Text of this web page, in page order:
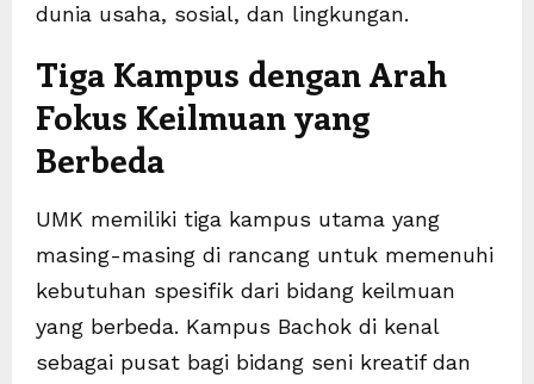
dunia usaha, sosial, dan lingkungan.
Tiga Kampus dengan Arah
Fokus Keilmuan yang
Berbeda
UMK memiliki tiga kampus utama yang
masing-masing di rancang untuk memenuhi
kebutuhan spesifik dari bidang keilmuan
yang berbeda. Kampus Bachok di kenal
sebagai pusat bagi bidang seni kreatif dan